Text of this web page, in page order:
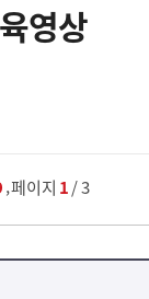
영상
,페이지 1/ 3